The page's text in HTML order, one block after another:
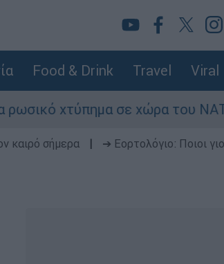
Food & Drink Travel Viral
σε χώρα του ΝΑΤΟ - Τα
καιρό σήμερα
➔ Εορτολόγιο: Ποιοι